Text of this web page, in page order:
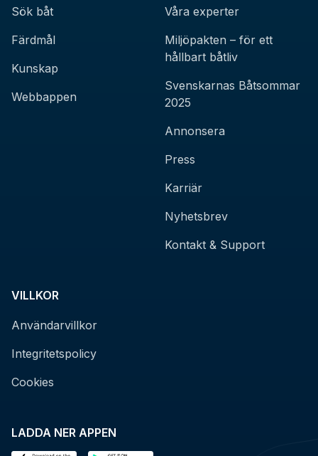
LADDA NER APPEN
Sök båt
Färdmål
Kunskap
Webbappen
Våra experter
Miljöpakten – för ett
hållbart båtliv
Svenskarnas Båtsommar
2025
Annonsera
Press
Karriär
Nyhetsbrev
Kontakt & Support
VILLKOR
Användarvillkor
Integritetspolicy
Cookies